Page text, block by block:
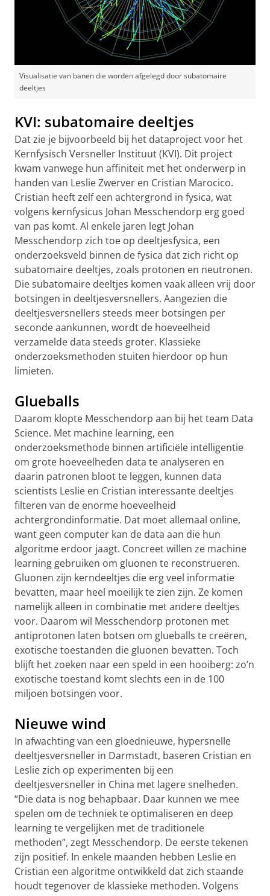
Visualisatie van banen die worden afgelegd door subatomaire
deeltjes
KVI: subatomaire deeltjes
Dat zie je bijvoorbeeld bij het dataproject voor het
Kernfysisch Versneller Instituut (KVI). Dit project
kwam vanwege hun affiniteit met het onderwerp in
handen van Leslie Zwerver en Cristian Marocico.
Cristian heeft zelf een achtergrond in fysica, wat
volgens kernfysicus Johan Messchendorp erg goed
van pas komt. Al enkele jaren legt Johan
Messchendorp zich toe op deeltjesfysica, een
onderzoeksveld binnen de fysica dat zich richt op
subatomaire deeltjes, zoals protonen en neutronen.
Die subatomaire deeltjes komen vaak alleen vrij door
botsingen in deeltjesversnellers. Aangezien die
deeltjesversnellers steeds meer botsingen per
seconde aankunnen, wordt de hoeveelheid
verzamelde data steeds groter. Klassieke
onderzoeksmethoden stuiten hierdoor op hun
limieten.
Glueballs
Daarom klopte Messchendorp aan bij het team Data
Science. Met machine learning, een
onderzoeksmethode binnen artificiële intelligentie
om grote hoeveelheden data te analyseren en
daarin patronen bloot te leggen, kunnen data
scientists Leslie en Cristian interessante deeltjes
filteren van de enorme hoeveelheid
achtergrondinformatie. Dat moet allemaal online,
want geen computer kan de data aan die hun
algoritme erdoor jaagt. Concreet willen ze machine
learning gebruiken om gluonen te reconstrueren.
Gluonen zijn kerndeeltjes die erg veel informatie
bevatten, maar heel moeilijk te zien zijn. Ze komen
namelijk alleen in combinatie met andere deeltjes
voor. Daarom wil Messchendorp protonen met
antiprotonen laten botsen om glueballs te creëren,
exotische toestanden die gluonen bevatten. Toch
blijft het zoeken naar een speld in een hooiberg: zo’n
exotische toestand komt slechts een in de 100
miljoen botsingen voor.
Nieuwe wind
In afwachting van een gloednieuwe, hypersnelle
deeltjesversneller in Darmstadt, baseren Cristian en
Leslie zich op experimenten bij een
deeltjesversneller in China met lagere snelheden.
“Die data is nog behapbaar. Daar kunnen we mee
spelen om de techniek te optimaliseren en deep
learning te vergelijken met de traditionele
methoden”, zegt Messchendorp. De eerste tekenen
zijn positief. In enkele maanden hebben Leslie en
Cristian een algoritme ontwikkeld dat zich staande
houdt tegenover de klassieke methoden. Volgens